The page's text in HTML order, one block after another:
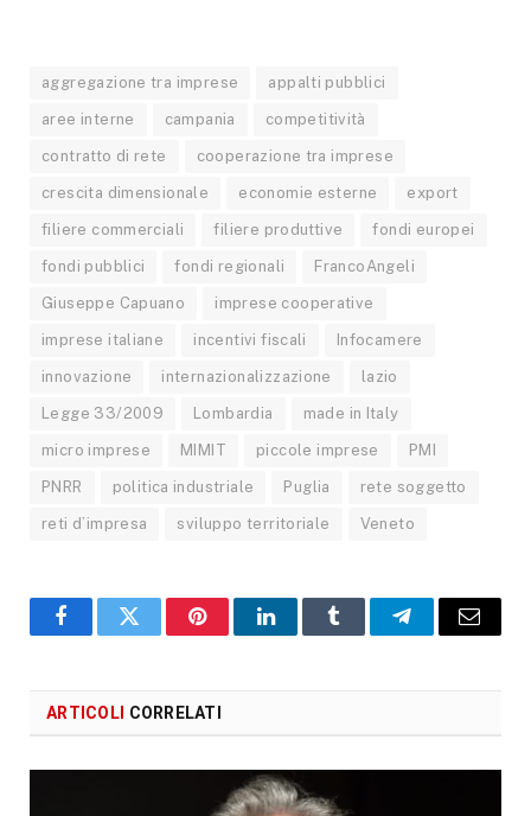
aggregazione tra imprese appalti pubblici
aree interne campania competitività
contratto di rete cooperazione tra imprese
crescita dimensionale economie esterne export
filiere commerciali filiere produttive fondi europei
fondi pubblici fondi regionali FrancoAngeli
Giuseppe Capuano imprese cooperative
imprese italiane incentivi fiscali Infocamere
innovazione internazionalizzazione lazio
Legge 33/2009 Lombardia made in Italy
micro imprese MIMIT piccole imprese PMI
PNRR politica industriale Puglia rete soggetto
reti d’impresa sviluppo territoriale Veneto
Facebook
X PinterestLinkedInTumblr TelegramEmail
ARTICOLI CORRELATI